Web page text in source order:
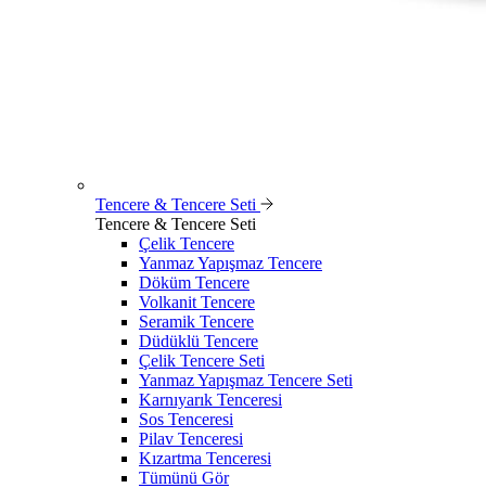
Tencere & Tencere Seti
Tencere & Tencere Seti
Çelik Tencere
Yanmaz Yapışmaz Tencere
Döküm Tencere
Volkanit Tencere
Seramik Tencere
Düdüklü Tencere
Çelik Tencere Seti
Yanmaz Yapışmaz Tencere Seti
Karnıyarık Tenceresi
Sos Tenceresi
Pilav Tenceresi
Kızartma Tenceresi
Tümünü Gör